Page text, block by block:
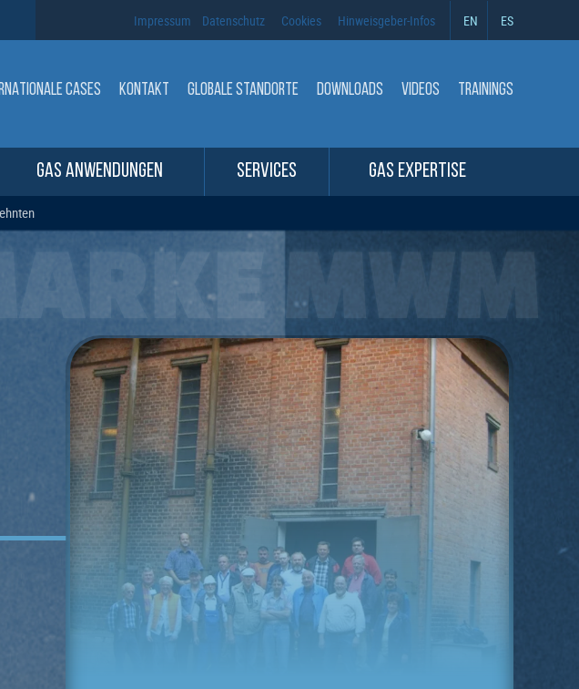
Impressum Datenschutz Cookies Hinweisgeber-Infos EN ES
CASES KONTAKT GLOBALE STANDORTE DOWNLOADS VIDEOS TRAININGS
GAS ANWENDUNGEN SERVICES GAS EXPERTISE
MWM